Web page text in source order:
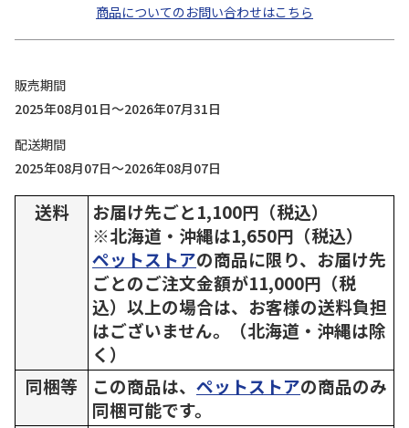
商品についてのお問い合わせはこちら
販売期間
2025年08月01日～2026年07月31日
配送期間
2025年08月07日～2026年08月07日
送料
お届け先ごと1,100円（税込）
※北海道・沖縄は1,650円（税込）
ペットストアの商品に限り、お届け先
ごとのご注文金額が11,000円（税
込）以上の場合は、お客様の送料負担
はございません。（北海道・沖縄は除
く）
同梱等
この商品は、 ペットストアの商品のみ
同梱可能です。